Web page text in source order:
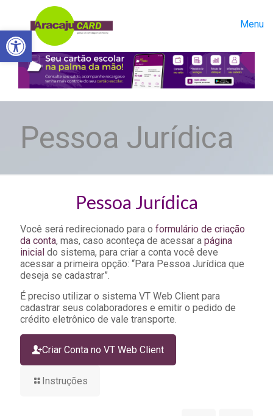
Abrir a barra de ferramentas
Menu
Pessoa Jurídica
Pessoa Jurídica
Você será redirecionado para o formulário de criação
da conta, mas, caso aconteça de acessar a página
inicial do sistema, para criar a conta você deve
acessar a primeira opção: “Para Pessoa Jurídica que
deseja se cadastrar”.
É preciso utilizar o sistema VT Web Client para
cadastrar seus colaboradores e emitir o pedido de
crédito eletrônico de vale transporte.
Criar Conta no VT Web Client
Instruções